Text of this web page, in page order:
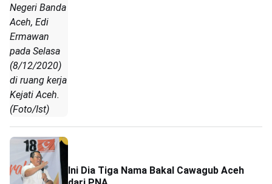
Negeri Banda
Aceh, Edi
Ermawan
pada Selasa
(8/12/2020)
di ruang kerja
Kejati Aceh.
(Foto/Ist)
Ini Dia Tiga Nama Bakal Cawagub Aceh